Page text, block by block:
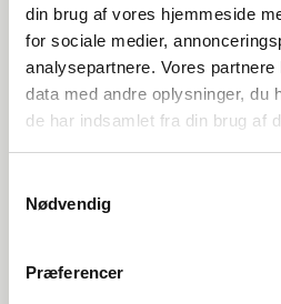
din brug af vores hjemmeside
for sociale medier,
analysepartnere. Vores
data med andre oplysninger, du
de har indsamlet fra din brug af
Nødvendig
Præferencer
Erbjudande
FÅ 20 %
Få 20 % rabatt genom att prenumerera
kan inte användas på redan
Rocket.
Genom att anmäla dig till vårt